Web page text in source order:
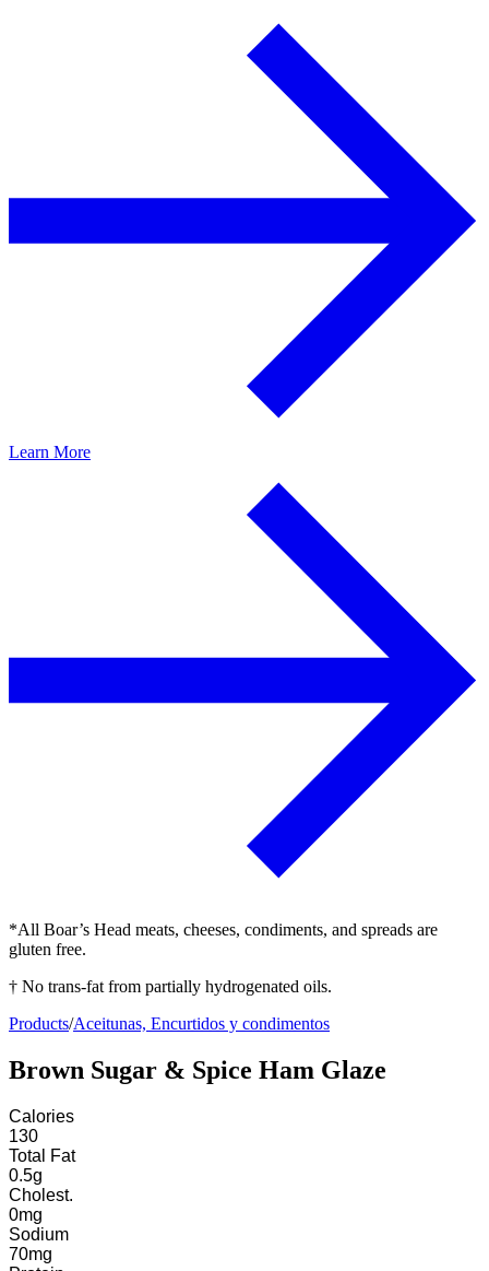
Learn More
*All Boar’s Head meats, cheeses, condiments, and spreads are
gluten free.
† No trans-fat from partially hydrogenated oils.
Products/Aceitunas, Encurtidos y condimentos
Brown Sugar & Spice Ham Glaze
Calories
130
Total Fat
0.5g
Cholest.
0mg
Sodium
70mg